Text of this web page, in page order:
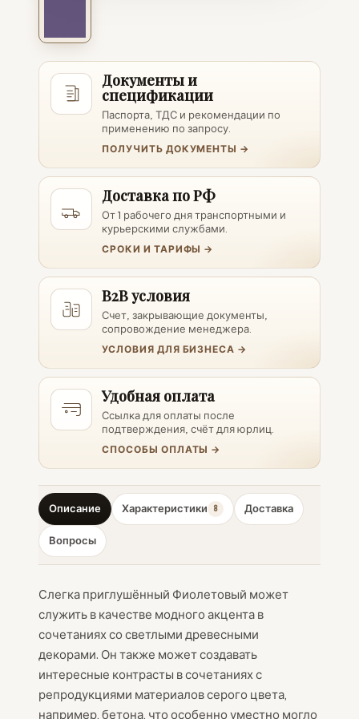
Документы и
спецификации
Паспорта, ТДС и рекомендации по
применению по запросу.
ПОЛУЧИТЬ ДОКУМЕНТЫ →
Доставка по РФ
От 1 рабочего дня транспортными и
курьерскими службами.
СРОКИ И ТАРИФЫ →
B2B условия
Счет, закрывающие документы,
сопровождение менеджера.
УСЛОВИЯ ДЛЯ БИЗНЕСА →
Удобная оплата
Ссылка для оплаты после
подтверждения, счёт для юрлиц.
СПОСОБЫ ОПЛАТЫ →
Описание Характеристики 8 Доставка
Вопросы
Слегка приглушённый Фиолетовый может
служить в качестве модного акцента в
сочетаниях со светлыми древесными
декорами. Он также может создавать
интересные контрасты в сочетаниях с
репродукциями материалов серого цвета,
например, бетона, что особенно уместно могло